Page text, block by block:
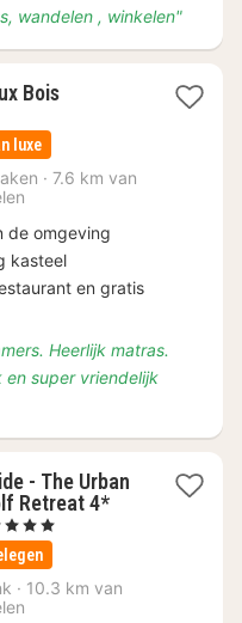
wandelen , winkelen"
Bois1
235
luxe
· 7.6 km van
de omgeving
kasteel
en gratis
Heerlijk matras.
en super vriendelijk
- The Urban
Retreat 4*
Sterren
· 10.3 km van